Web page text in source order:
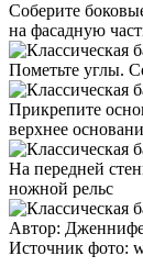
Соберите
на фасадную
Пометьте углы.
Прикрепите
верхнее
На передней
ножной рельс
Автор:
Источник фото: